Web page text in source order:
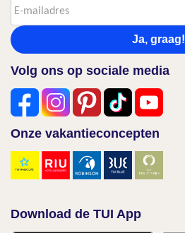
Ja, graag!
Volg ons op sociale media
Onze vakantieconcepten
Download de TUI App